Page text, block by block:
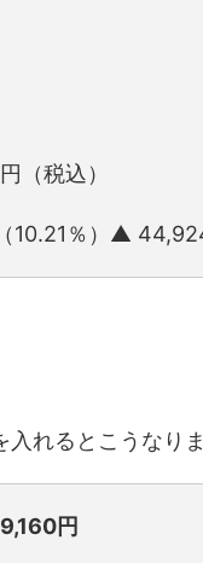
（税込）
10.21％）▲
入れるとこうなりま
円